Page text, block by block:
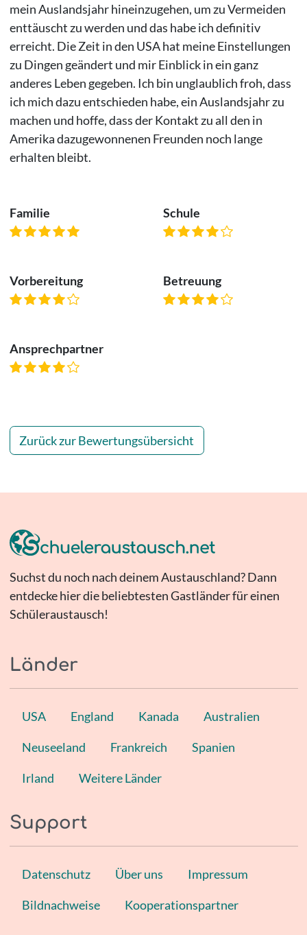
mein Auslandsjahr hineinzugehen, um zu Vermeiden
enttäuscht zu werden und das habe ich definitiv
erreicht. Die Zeit in den USA hat meine Einstellungen
zu Dingen geändert und mir Einblick in ein ganz
anderes Leben gegeben. Ich bin unglaublich froh, dass
ich mich dazu entschieden habe, ein Auslandsjahr zu
machen und hoffe, dass der Kontakt zu all den in
Amerika dazugewonnenen Freunden noch lange
erhalten bleibt.
Familie Schule
Vorbereitung Betreuung
Ansprechpartner
Zurück zur Bewertungsübersicht
Suchst du noch nach deinem Austauschland? Dann
entdecke hier die beliebtesten Gastländer für einen
Schüleraustausch!
Länder
USA England Kanada Australien
Neuseeland Frankreich Spanien
Irland Weitere Länder
Support
Datenschutz Über uns Impressum
Bildnachweise Kooperationspartner